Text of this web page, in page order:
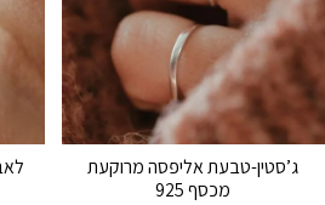
ג’סטין-טבעת אליפסה מרוקעת
מכסף 925